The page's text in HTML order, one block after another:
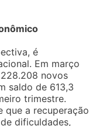
é
Em março
novos
saldo de 613,3
trimestre.
que a recuperação
dificuldades,